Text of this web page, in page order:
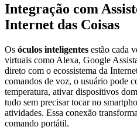
Integração com
Internet das Coisas
Os óculos inteligentes estão cada
virtuais como Alexa, Google
direto com o ecossistema da
comandos de voz, o usuário pode
temperatura, ativar dispositivos
tudo sem precisar tocar no
atividades. Essa conexão
comando portátil.